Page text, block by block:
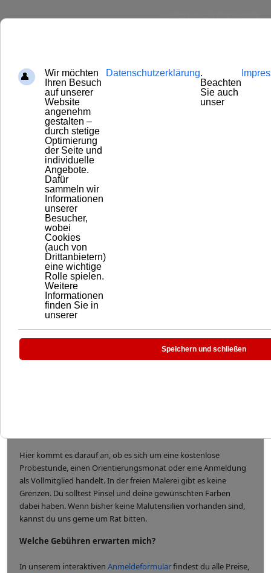
00:00:00
Allgemeine Informationen zum Kurs
Text in Bearbeitung...
Hier kommt es darauf an, ob es sich um eine kostenlose
Probestunde, einen Orientierungsmonat oder eine Anmeldung
als Vollmitglied handelt. In der freien Malerei gibt es keine
Grenzen. Du solltest Pinsel und deine gewünschten Farben
dabei haben. Wenn bisher keine Malutensilien vorhanden sind,
kannst du uns gerne um Rat bitten.
Welche Gebühren erwarten mich?
In unserem interaktiven Anmeldeformularfindest du alle Preise,